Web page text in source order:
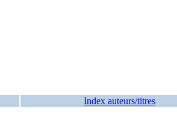
Index auteurs/titres